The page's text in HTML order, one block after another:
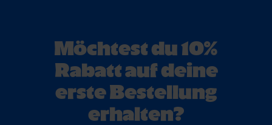
Möchtest du 10%
Rabatt auf deine
erste Bestellung
erhalten?